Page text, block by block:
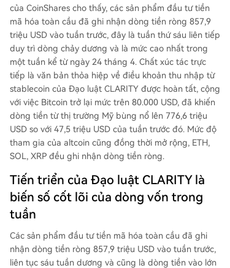
hort Bitcoin chứng kiến dòng chảy ra lớn nhất tr
ong năm 2026, cho thấy sự tự tin gia tăng. Các a
ltcoin cũng ghi nhận dòng tiền mạnh mẽ: Ethere
um thu về 77,1 triệu USD, đảo ngược dòng chảy
ra tuần trước; Solana và XRP lần lượt đạt 47,6 tri
ệu USD và 39,6 triệu USD. Tổng tài sản được qu
ản lý (AUM) đã tăng lên 160 tỷ USD.
của CoinShares cho thấy, các sản phẩm đầu tư tiền
mã hóa toàn cầu đã ghi nhận dòng tiền ròng 857,9
triệu USD vào tuần trước, đây là tuần thứ sáu liên tiếp
duy trì dòng chảy dương và là mức cao nhất trong
một tuần kể từ ngày 24 tháng 4. Chất xúc tác trực
tiếp là văn bản thỏa hiệp về điều khoản thu nhập từ
stablecoin của Đạo luật CLARITY được hoàn tất, cộng
với việc Bitcoin trở lại mức trên 80.000 USD, đã khiến
dòng tiền từ thị trường Mỹ bùng nổ lên 776,6 triệu
USD so với 47,5 triệu USD của tuần trước đó. Mức độ
tham gia của altcoin cũng đồng thời mở rộng, ETH,
SOL, XRP đều ghi nhận dòng tiền ròng.
Tiến triển của Đạo luật CLARITY là
biến số cốt lõi của dòng vốn trong
tuần
Các sản phẩm đầu tư tiền mã hóa toàn cầu đã ghi
nhận dòng tiền ròng 857,9 triệu USD vào tuần trước,
liên tục sáu tuần dương và cũng là dòng tiền vào lớn